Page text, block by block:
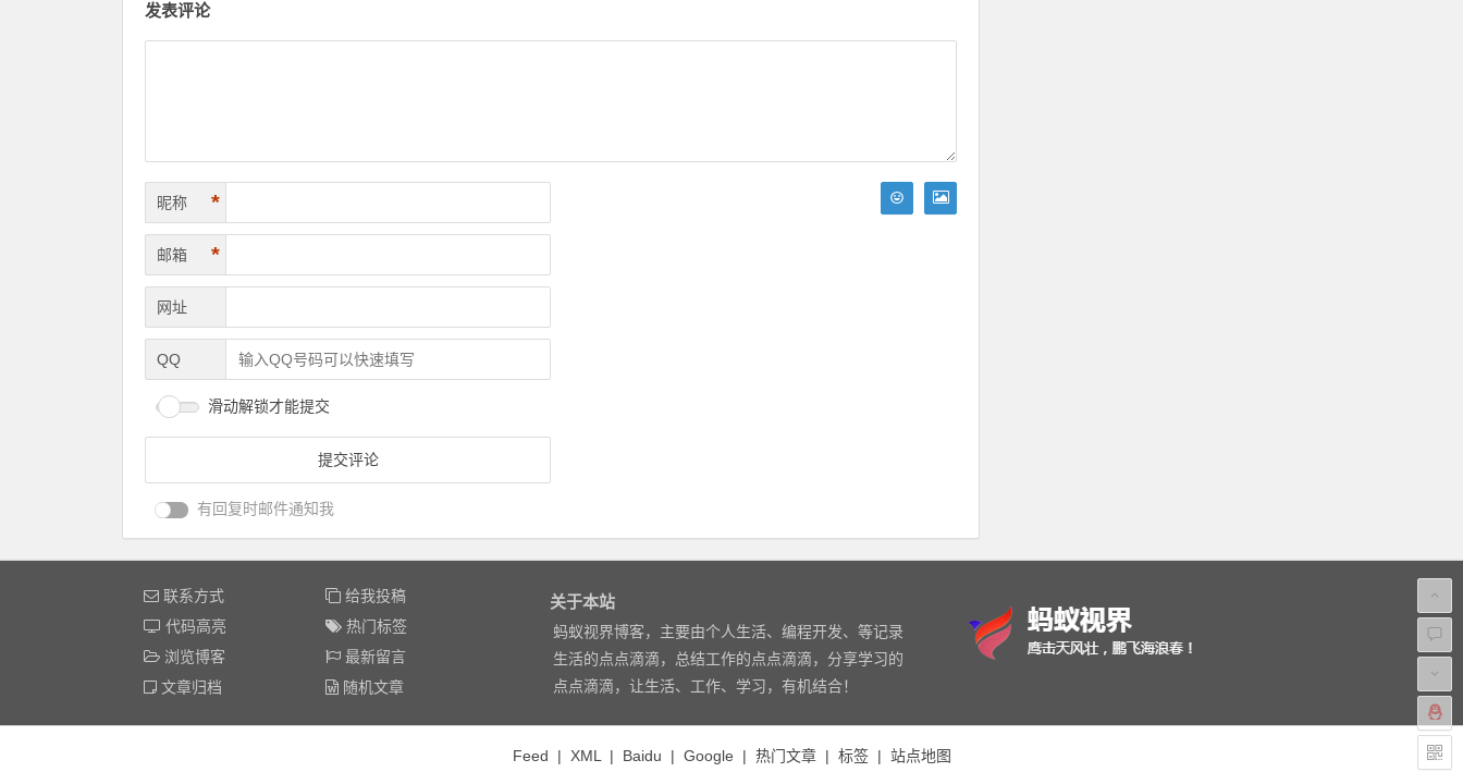
发表评论
昵称 *
邮箱 *
网址
QQ
滑动解锁才能提交
有回复时邮件通知我
联系方式
给我投稿
代码高亮
热门标签
浏览博客
最新留言
文章归档
随机文章
关于本站
蚂蚁视界博客，主要由个人生活、编程开发、等记录
生活的点点滴滴，总结工作的点点滴滴，分享学习的
点点滴滴，让生活、工作、学习，有机结合！
Feed | XML| Baidu | Google | 热门文章| 标签| 站点地图